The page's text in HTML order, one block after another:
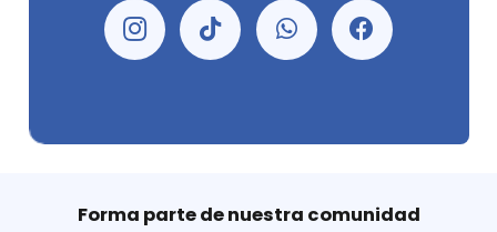
Forma parte de nuestra comunidad